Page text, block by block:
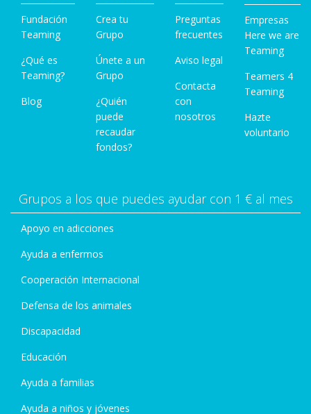
Fundación
Teaming
¿Qué es
Teaming?
Blog
Crea tu
Grupo
Únete a un
Grupo
¿Quién
puede
recaudar
fondos?
Preguntas
frecuentes
Aviso legal
Contacta
con
nosotros
Empresas
Here we are
Teaming
Teamers 4
Teaming
Hazte
voluntario
Grupos a los que puedes ayudar con 1 € al mes
Apoyo en adicciones
Ayuda a enfermos
Cooperación Internacional
Defensa de los animales
Discapacidad
Educación
Ayuda a familias
Ayuda a niños y jóvenes